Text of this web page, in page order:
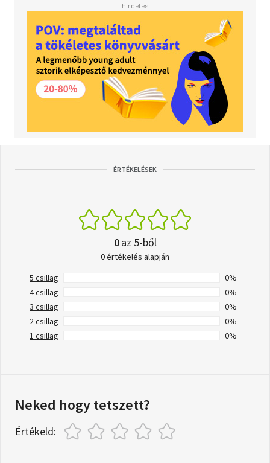
ÉRTÉKELÉSEK
0az 5-ből
0 értékelés alapján
5 csillag
0%
4 csillag
0%
3 csillag
0%
2 csillag
0%
1 csillag
0%
Neked hogy tetszett?
Értékeld: